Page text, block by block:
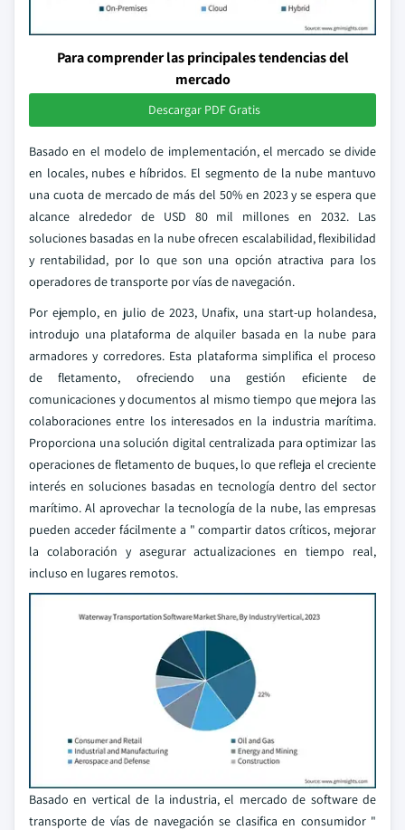
Para comprender las principales tendencias del
mercado
Descargar PDF Gratis
Basado en el modelo de implementación, el mercado se divide
en locales, nubes e híbridos. El segmento de la nube mantuvo
una cuota de mercado de más del 50% en 2023 y se espera que
alcance alrededor de USD 80 mil millones en 2032. Las
soluciones basadas en la nube ofrecen escalabilidad, flexibilidad
y rentabilidad, por lo que son una opción atractiva para los
operadores de transporte por vías de navegación.
Por ejemplo, en julio de 2023, Unafix, una start-up holandesa,
introdujo una plataforma de alquiler basada en la nube para
armadores y corredores. Esta plataforma simplifica el proceso
de fletamento, ofreciendo una gestión eficiente de
comunicaciones y documentos al mismo tiempo que mejora las
colaboraciones entre los interesados en la industria marítima.
Proporciona una solución digital centralizada para optimizar las
operaciones de fletamento de buques, lo que refleja el creciente
interés en soluciones basadas en tecnología dentro del sector
marítimo. Al aprovechar la tecnología de la nube, las empresas
pueden acceder fácilmente a " compartir datos críticos, mejorar
la colaboración y asegurar actualizaciones en tiempo real,
incluso en lugares remotos.
Basado en vertical de la industria, el mercado de software de
transporte de vías de navegación se clasifica en consumidor "